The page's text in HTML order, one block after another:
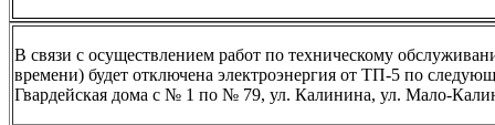
В связи с осуществлением работ по техническому
времени) будет отключена электроэнергия от ТП-5 по
Гвардейская дома с № 1 по № 79, ул. Калинина, ул. Мало-